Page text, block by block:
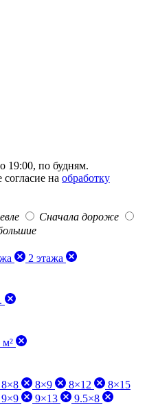
19:00, по будням.
на обработку
Сначала дороже
2 этажа
м²
8×8 8×9 8×12
8×15
9×9 9×13
9.5×8